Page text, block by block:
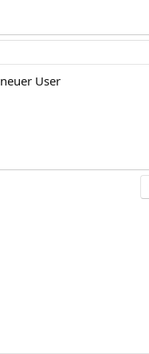
User